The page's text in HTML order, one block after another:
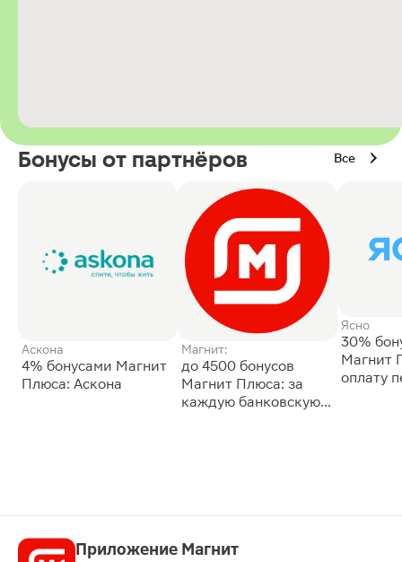
Бонусы от партнёров Все
Аскона
4% бонусами Магнит
Плюса: Аскона
Магнит:
до 4500 бонусов
Магнит Плюса: за
каждую банковскую
Ясно
30%
Магнит
оплату
Приложение Магнит